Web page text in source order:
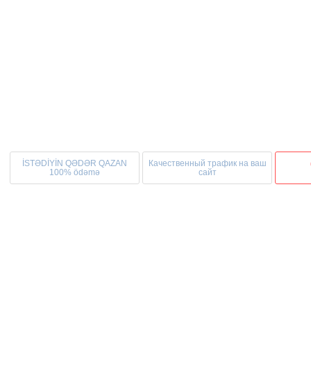
İSTƏDİYİN QƏDƏR QAZAN
100% ödəmə
Качественный трафик на ваш
сайт